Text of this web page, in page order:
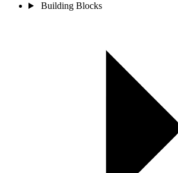
Building Blocks